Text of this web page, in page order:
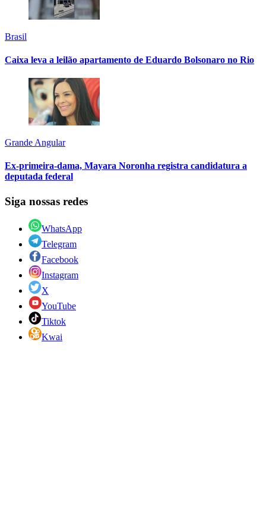
Brasil
Caixa leva a leilão apartamento de Eduardo Bolsonaro no Rio
Grande Angular
Ex-primeira-dama, Mayara Noronha registra candidatura a
deputada federal
Siga nossas redes
WhatsApp
Telegram
Facebook
Instagram
X
YouTube
Tiktok
Kwai